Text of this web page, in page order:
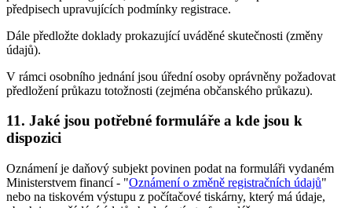
předpisech upravujících podmínky registrace.
Dále předložte doklady prokazující uváděné skutečnosti (změny
údajů).
V rámci osobního jednání jsou úřední osoby oprávněny požadovat
předložení průkazu totožnosti (zejména občanského průkazu).
11. Jaké jsou potřebné formuláře a kde jsou k
dispozici
Oznámení je daňový subjekt povinen podat na formuláři vydaném
Ministerstvem financí - "Oznámení o změně registračních údajů"
nebo na tiskovém výstupu z počítačové tiskárny, který má údaje,